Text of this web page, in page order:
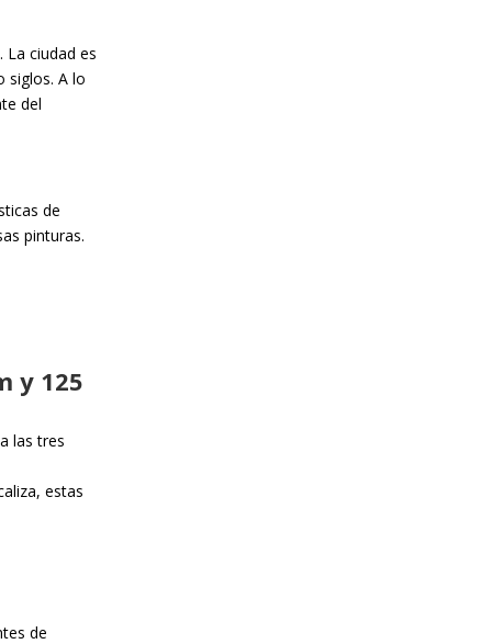
La ciudad es
siglos. A lo
del
de
pinturas.
y 125
las tres
estas
de